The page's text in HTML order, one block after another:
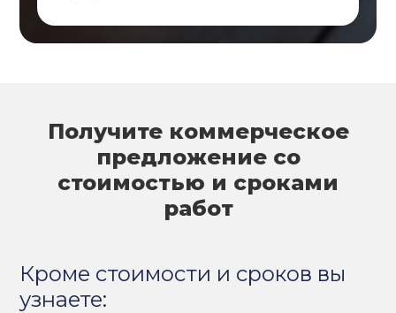
Получите коммерческое
предложение со
стоимостью и сроками
работ
Кроме стоимости и сроков вы
узнаете: